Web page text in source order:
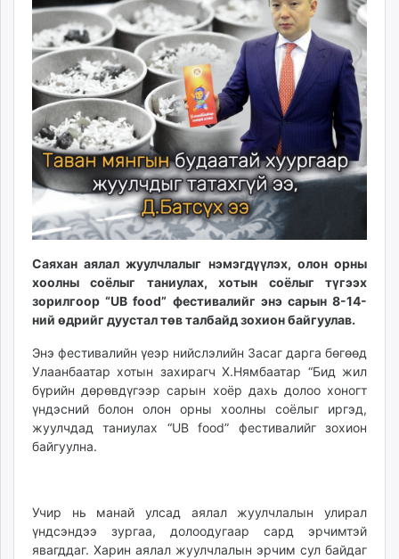
ikon.mn
mnb.mn
Livetv.mn
Eguur.mn
24tsag.mn
shuud.mn
eagle.mn
ergelt.mn
zarig.mn
today.mn
zuv.mn
mminfo.mn
ugluu.mn
urlag.mn
unen.mn
asu.mn
shudarga.mn
shuurhai.mn
unuudur.mn
isee.mn
itoim.mn
tumen.mn
shuum.mn
Саяхан аялал жуулчлалыг нэмэгдүүлэх, олон орны
хоолны соёлыг таниулах, хотын соёлыг түгээх
зорилгоор “UB food” фестивалийг энэ сарын 8-14-
ний өдрийг дуустал төв талбайд зохион байгуулав.
Энэ фестивалийн үеэр нийслэлийн Засаг дарга бөгөөд
Улаанбаатар хотын захирагч Х.Нямбаатар “Бид жил
бүрийн дөрөвдүгээр сарын хоёр дахь долоо хоногт
үндэсний болон олон орны хоолны соёлыг иргэд,
жуулчдад таниулах “UB food” фестивалийг зохион
байгуулна.
Учир нь манай улсад аялал жуулчлалын улирал
үндсэндээ зургаа, долоодугаар сард эрчимтэй
явагддаг. Харин аялал жуулчлалын эрчим сул байдаг